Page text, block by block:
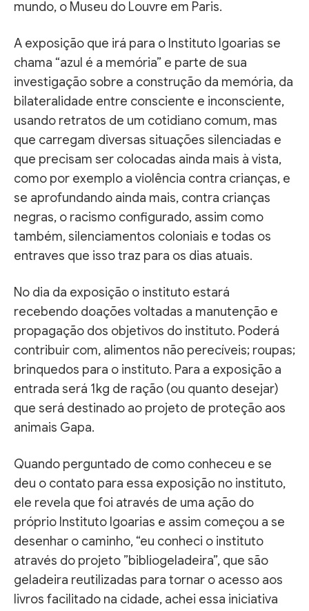
mundo, o Museu do Louvre em Paris.
A exposição que irá para o Instituto Igoarias se
chama “azul é a memória” e parte de sua
investigação sobre a construção da memória, da
bilateralidade entre consciente e inconsciente,
usando retratos de um cotidiano comum, mas
que carregam diversas situações silenciadas e
que precisam ser colocadas ainda mais à vista,
como por exemplo a violência contra crianças, e
se aprofundando ainda mais, contra crianças
negras, o racismo configurado, assim como
também, silenciamentos coloniais e todas os
entraves que isso traz para os dias atuais.
No dia da exposição o instituto estará
recebendo doações voltadas a manutenção e
propagação dos objetivos do instituto. Poderá
contribuir com, alimentos não perecíveis; roupas;
brinquedos para o instituto. Para a exposição a
entrada será 1kg de ração (ou quanto desejar)
que será destinado ao projeto de proteção aos
animais Gapa.
Quando perguntado de como conheceu e se
deu o contato para essa exposição no instituto,
ele revela que foi através de uma ação do
próprio Instituto Igoarias e assim começou a se
desenhar o caminho, “eu conheci o instituto
através do projeto ”bibliogeladeira”, que são
geladeira reutilizadas para tornar o acesso aos
livros facilitado na cidade, achei essa iniciativa